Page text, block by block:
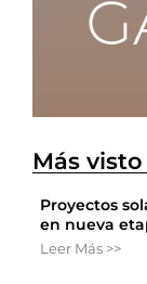
Más visto
Proyectos
en nueva
Leer Más >>